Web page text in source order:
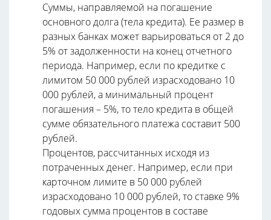
Суммы, направляемой на погашение
основного долга (тела кредита). Ее размер в
разных банках может варьироваться от 2 до
5% от задолженности на конец отчетного
периода. Например, если по кредитке с
лимитом 50 000 рублей израсходовано 10
000 рублей, а минимальный процент
погашения – 5%, то тело кредита в общей
сумме обязательного платежа составит 500
рублей.
Процентов, рассчитанных исходя из
потраченных денег. Например, если при
карточном лимите в 50 000 рублей
израсходовано 10 000 рублей, то ставке 9%
годовых сумма процентов в составе